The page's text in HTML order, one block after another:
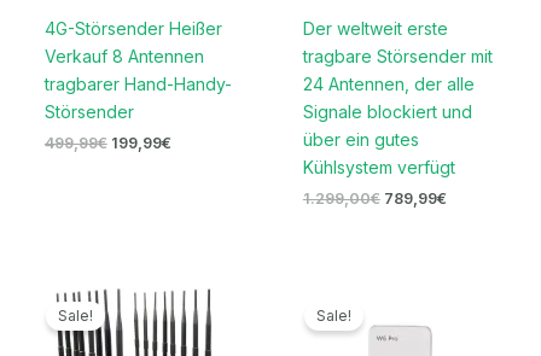
4G-Störsender Heißer
Verkauf 8 Antennen
tragbarer Hand-Handy-
Störsender
499,99€ 199,99€
Der weltweit erste
tragbare Störsender mit
24 Antennen, der alle
Signale blockiert und
über ein gutes
Kühlsystem verfügt
1.299,00€ 789,99€
Sale!
Ursprünglicher
Preis
war:
3.399,00€
Aktueller
Preis
ist:
1.669,99€.
Sale!
war:
169,00€
ist: